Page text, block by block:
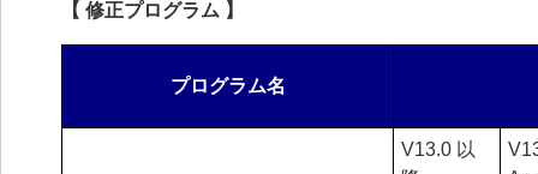
【 修正プログラム 】
プログラム名
V13.0 以